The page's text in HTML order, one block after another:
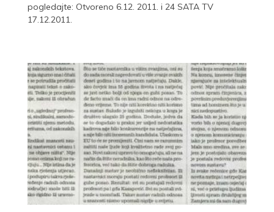
pogledajte: Otvoreno 6.12. 2011. i 24 SATA TV
17.12.2011.